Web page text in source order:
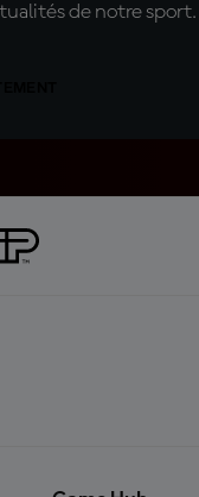
de notre sport.